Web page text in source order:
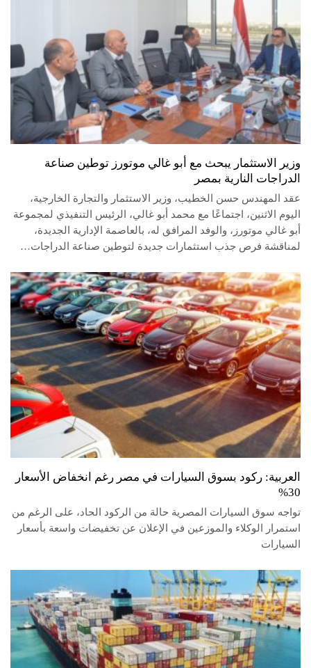
وزير الاستثمار يبحث مع أبو غالي موتورز توطين صناعة
الدراجات النارية بمصر
عقد المهندس حسن الخطيب، وزير الاستثمار والتجارة الخارجية،
اليوم الاثنين، اجتماعًا مع محمد أبو غالي، الرئيس التنفيذي لمجموعة
أبو غالي موتورز، والوفد المرافق له، بالعاصمة الإدارية الجديدة،
لمناقشة فرص جذب استثمارات جديدة لتوطين صناعة الدراجات…
العربية: ركود بسوق السيارات في مصر رغم انخفاض الأسعار
30%
تواجه سوق السيارات المصرية حالة من الركود الحاد، على الرغم من
استمرار الوكلاء والموزعين في الإعلان عن تخفيضات واسعة بأسعار
السيارات